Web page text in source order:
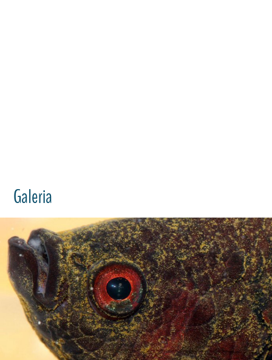
Galeria